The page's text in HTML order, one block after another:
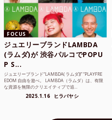
FOCUS
ジュエリーブランドLAMBDA
(ラムダ)が 渋谷パルコでPOPU
P S...
ジュエリーブランド“LAMBDA( ラムダ))” “PLAYFRE
EDOM 自由を遊べ。 LAMBDA（ラムダ）は、有限
な資源を無限のクリエイティブで追...
2025.1.16 ヒラバヤシ